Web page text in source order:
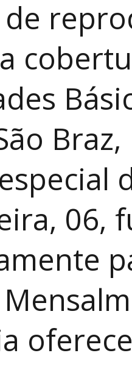
de
06,